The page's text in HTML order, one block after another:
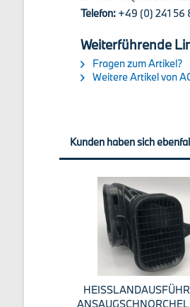
Telefon: +49 (0) 241 56
Weiterführende
Fragen zum Artikel?
Weitere Artikel von
Kunden haben sich